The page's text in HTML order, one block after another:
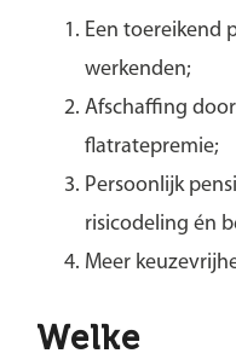
Een toereikend
werkenden;
Afschaffing
flatratepremie;
Persoonlijk
risicodeling én
Meer
Welke